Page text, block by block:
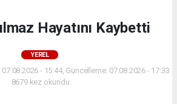
Hayatını Kaybetti
YEREL
- 15:44, Güncelleme: 07.08.2026 - 17:33
8679 kez okundu.